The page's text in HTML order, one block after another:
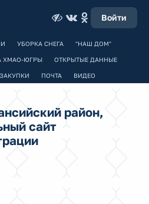
Войти
УБОРКА СНЕГА "НАШ ДОМ"
ХМАО-ЮГРЫ ОТКРЫТЫЕ ДАННЫЕ
ПОЧТА ВИДЕО
район,
сайт